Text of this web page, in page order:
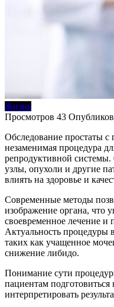
Жизнь
Просмотров 43
Обследование простаты
незаменимая процедура
репродуктивной
узлы, опухоли и другие
влиять на здоровье и
Современные методы
изображение органа, что
своевременное лечение
Актуальность процедуры
таких как учащенное
снижение либидо.
Понимание сути
пациентам
интерпретировать